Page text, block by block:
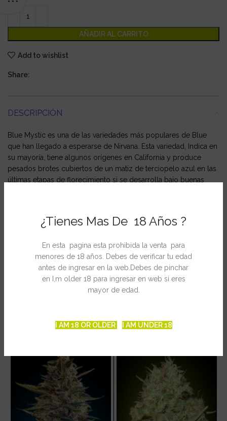
¿Tienes Mas De 18 Años ?
En esta pagina esta prohibida la venta para
menores de 18 años. Debes de verificar tu edad
antes de ingresar en la web.Debes de pinchar
en I,m older 18 para ingresar en web si eres
mayor de edad.
I AM 18 OR OLDER I AM UNDER 18
AÑADIR AL CARRITO
Add to wishlist
Share:
DESCRIPCIÓN
Blue Mystic es una de las variedades más populares de Blue
que han llegado a esperarse de Nirvana. Esta variedad, Indica en
su mayoría, tiene algunos orígenes en California y produce
pesados brotes cubiertos de un matiz de terciopelo azul en las
últimas etapas de florecimiento si se desarrolla bajo buenas
INFORMACIÓN ADICIONAL